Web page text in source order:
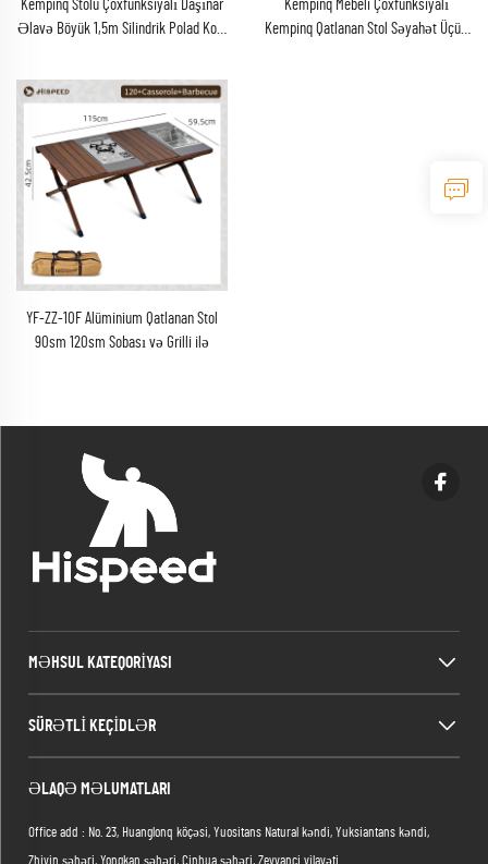
Kempinq Stolu Çoxfunksiyalı Daşınar
Əlavə Böyük 1,5m Silindrik Polad Kofe
Kempinq Mebeli Çoxfunksiyalı
Kempinq Qatlanan Stol Səyahət Üçün
YF-ZZ-10F Alüminium Qatlanan Stol
90sm 120sm Sobası və Grilli ilə
MƏHSUL KATEQORIYASI
SÜRƏTLI KEÇIDLƏR
ƏLAQƏ MƏLUMATLARI
Office add : No. 23, Huanglonq köçəsi, Yuositans Natural kəndi, Yuksiantans kəndi,
Zhiyin şəhəri, Yongkan şəhəri, Cinhua şəhəri, Zeyvanci vilayəti